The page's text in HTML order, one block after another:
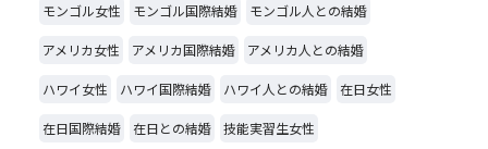
モンゴル女性 モンゴル国際結婚 モンゴル人との結婚
アメリカ女性 アメリカ国際結婚 アメリカ人との結婚
ハワイ女性 ハワイ国際結婚 ハワイ人との結婚 在日女性
在日国際結婚 在日との結婚 技能実習生女性